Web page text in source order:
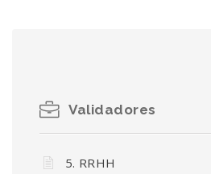
Validadores
5. RRHH